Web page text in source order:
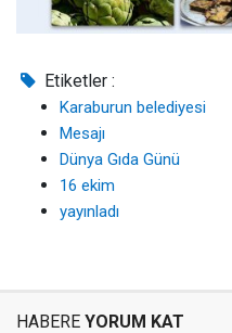
Etiketler :
Karaburun belediyesi
Mesajı
Dünya Gıda Günü
16 ekim
yayınladı
HABERE YORUM KAT